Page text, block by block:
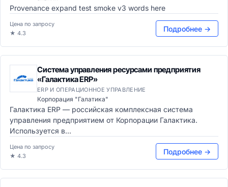
Provenance expand test smoke v3 words here
Цена по запросу
★ 4.3
Подробнее →
Система управления ресурсами предприятия
«Галактика ERP»
ERP И ОПЕРАЦИОННОЕ УПРАВЛЕНИЕ
Корпорация "Галатика"
Галактика ERP — российская комплексная система
управления предприятием от Корпорации Галактика.
Используется в...
Цена по запросу
★ 4.3
Подробнее →